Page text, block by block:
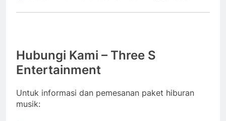
Hubungi Kami – Three S
Entertainment
Untuk informasi dan pemesanan paket hiburan
musik: